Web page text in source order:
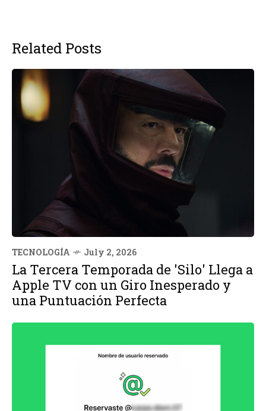
Related Posts
TECNOLOGÍA July 2, 2026
La Tercera Temporada de 'Silo' Llega a
Apple TV con un Giro Inesperado y
una Puntuación Perfecta